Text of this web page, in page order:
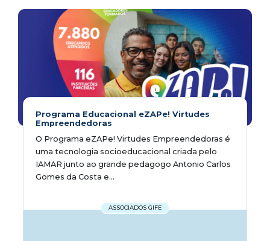
Programa Educacional eZAPe! Virtudes
Empreendedoras
O Programa eZAPe! Virtudes Empreendedoras é
uma tecnologia socioeducacional criada pelo
IAMAR junto ao grande pedagogo Antonio Carlos
Gomes da Costa e...
ASSOCIADOS GIFE